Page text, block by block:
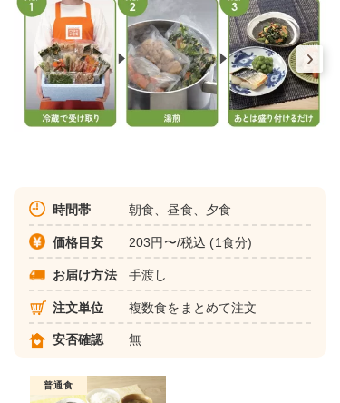
時間帯 朝食、昼食、夕食
価格目安 203円〜/税込 (1食分)
お届け方法 手渡し
注文単位 複数食をまとめて注文
安否確認 無
普通食